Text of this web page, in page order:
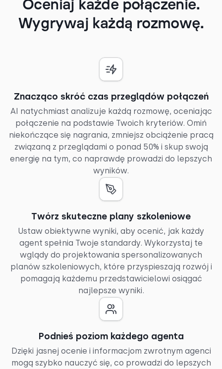
Oceniaj każde połączenie.
Wygrywaj każdą rozmowę.
Znacząco skróć czas przeglądów połączeń
AI natychmiast analizuje każdą rozmowę, oceniając
połączenie na podstawie Twoich kryteriów. Omiń
niekończące się nagrania, zmniejsz obciążenie pracą
związaną z przeglądami o ponad 50% i skup swoją
energię na tym, co naprawdę prowadzi do lepszych
wyników.
Twórz skuteczne plany szkoleniowe
Ustaw obiektywne wyniki, aby ocenić, jak każdy
agent spełnia Twoje standardy. Wykorzystaj te
wglądy do projektowania spersonalizowanych
planów szkoleniowych, które przyspieszają rozwój i
pomagają każdemu przedstawicielowi osiągać
najlepsze wyniki.
Podnieś poziom każdego agenta
Dzięki jasnej ocenie i informacjom zwrotnym agenci
mogą szybko nauczyć się, co prowadzi do lepszych